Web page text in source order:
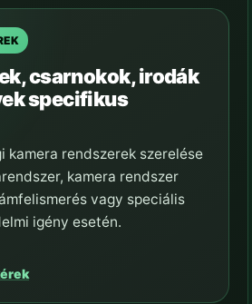
csarnokok, irodák
specifikus
kamera rendszerek szerelése
kamera rendszer
vagy speciális
igény esetén.